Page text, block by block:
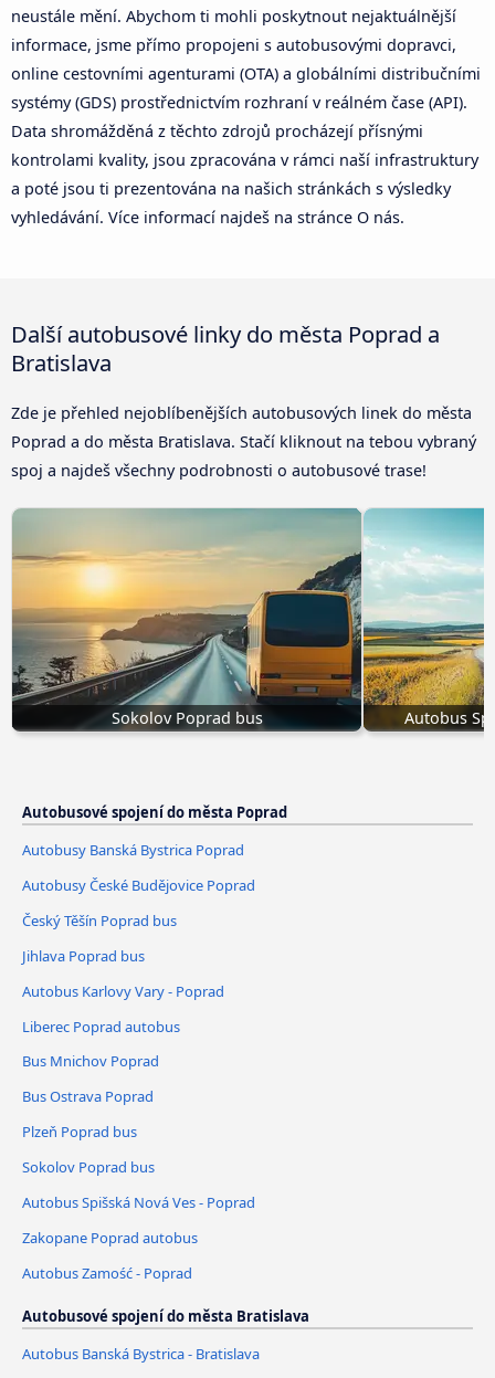
neustále mění. Abychom ti mohli poskytnout nejaktuálnější
informace, jsme přímo propojeni s autobusovými dopravci,
online cestovními agenturami (OTA) a globálními distribučními
systémy (GDS) prostřednictvím rozhraní v reálném čase (API).
Data shromážděná z těchto zdrojů procházejí přísnými
kontrolami kvality, jsou zpracována v rámci naší infrastruktury
a poté jsou ti prezentována na našich stránkách s výsledky
vyhledávání. Více informací najdeš na stránce O nás.
Další autobusové linky do města Poprad a
Bratislava
Zde je přehled nejoblíbenějších autobusových linek do města
Poprad a do města Bratislava. Stačí kliknout na tebou vybraný
spoj a najdeš všechny podrobnosti o autobusové trase!
Sokolov Poprad bus Autobus
Autobusové spojení do města Poprad
Autobusy Banská Bystrica Poprad
Autobusy České Budějovice Poprad
Český Těšín Poprad bus
Jihlava Poprad bus
Autobus Karlovy Vary - Poprad
Liberec Poprad autobus
Bus Mnichov Poprad
Bus Ostrava Poprad
Plzeň Poprad bus
Sokolov Poprad bus
Autobus Spišská Nová Ves - Poprad
Zakopane Poprad autobus
Autobus Zamość - Poprad
Autobusové spojení do města Bratislava
Autobus Banská Bystrica - Bratislava